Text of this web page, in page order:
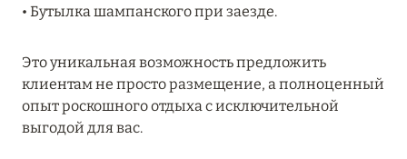
HÔTEL BARRIÈRE LES NEIGES
Подробнее
• Бутылка шампанского при заезде.
Это уникальная возможность предложить
клиентам не просто размещение, а полноценный
опыт роскошного отдыха с исключительной
выгодой для вас.